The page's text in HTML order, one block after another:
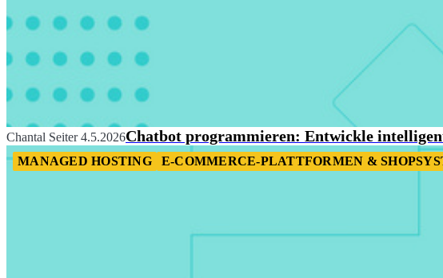
Chantal Seiter 4.5.2026Chatbot programmieren: Entwickle
MANAGED HOSTING E-COMMERCE-PLATTFORMEN &